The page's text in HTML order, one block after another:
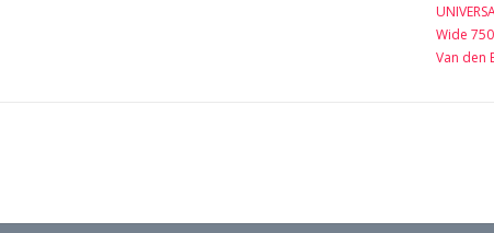
Wide
Van den